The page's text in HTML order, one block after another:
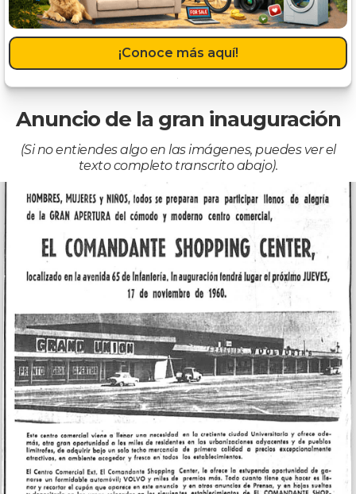
¡Conoce más aquí!
Anuncio de la gran inauguración
(Si no entiendes algo en las imágenes, puedes ver el
texto completo transcrito abajo).